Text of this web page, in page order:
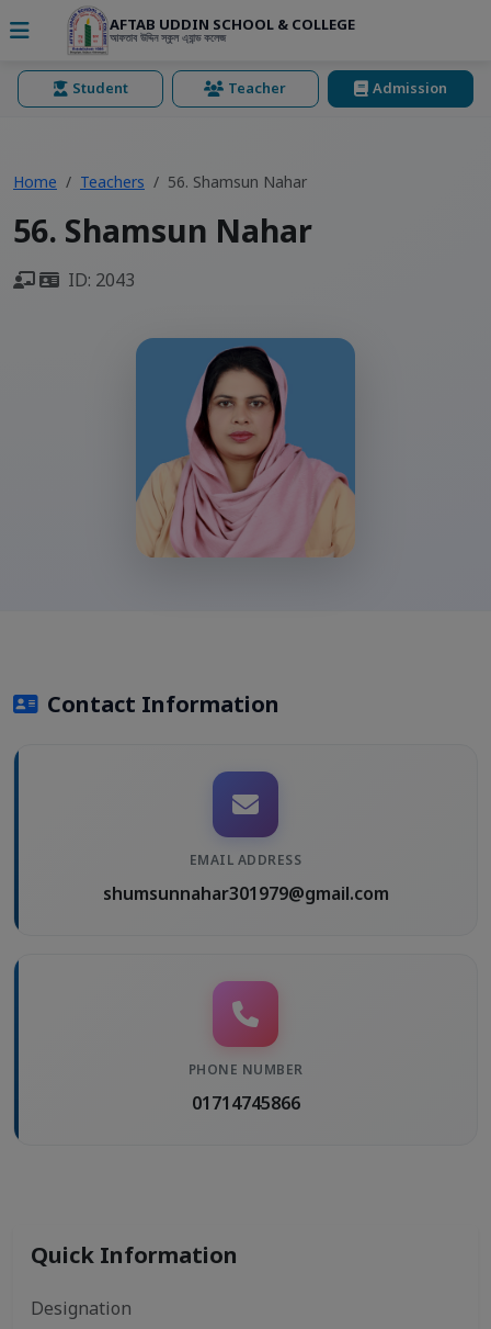
AFTAB UDDIN SCHOOL & COLLEGE
আফতাব উদ্দিন স্কুল এ্যান্ড কলেজ
Student Teacher Admission
Home Teachers 56. Shamsun Nahar
56. Shamsun Nahar
ID: 2043
Contact Information
EMAIL ADDRESS
shumsunnahar301979@gmail.com
PHONE NUMBER
01714745866
Quick Information
Designation